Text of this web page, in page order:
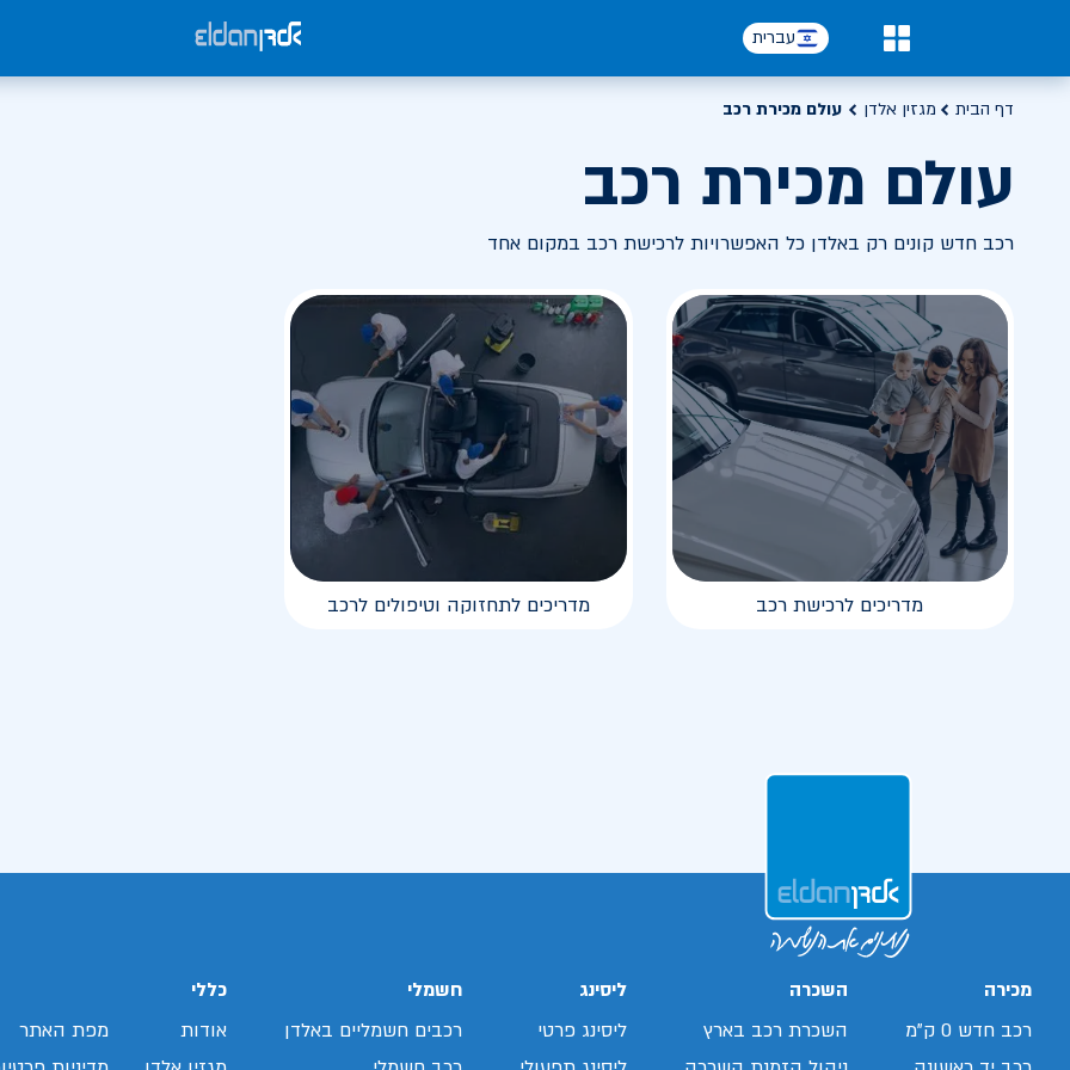
עברית
דף הבית מגזין אלדן עולם מכירת רכב
עולם מכירת רכב
רכב חדש קונים רק באלדן כל האפשרויות לרכישת רכב במקום אחד
מדריכים לרכישת רכב מדריכים לתחזוקה וטיפולים לרכב
מכירה
רכב חדש 0 ק"מ
השכרה
השכרת רכב בארץ
ליסינג
ליסינג פרטי
חשמלי
רכבים חשמליים באלדן
כללי
אודות
מפת האתר